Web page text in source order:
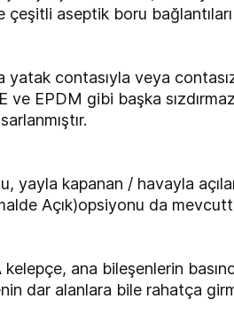
çeşitli aseptik boru
yatak contasıyla veya
ve EPDM gibi başka
yayla kapanan / havayla
Açık)opsiyonu da
ana bileşenlerin
dar alanlara bile rahatça